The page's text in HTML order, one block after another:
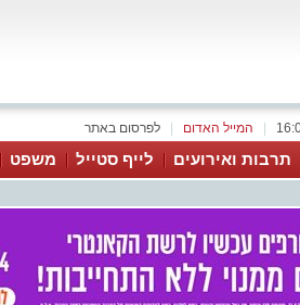
לפרסום באתר המייל האדום
תרבות ואירועים לייף סטייל משפט